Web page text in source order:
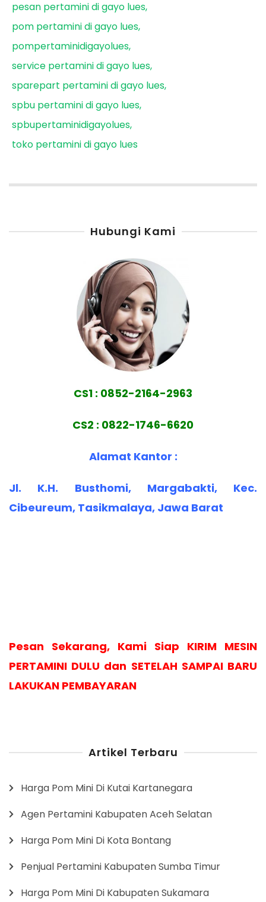
pesan pertamini di gayo lues
pom pertamini di gayo lues
pompertaminidigayolues
service pertamini di gayo lues
sparepart pertamini di gayo lues
spbu pertamini di gayo lues
spbupertaminidigayolues
toko pertamini di gayo lues
Hubungi Kami
CS1 : 0852-2164-2963
CS2 : 0822-1746-6620
Alamat Kantor :
Jl. K.H. Busthomi, Margabakti, Kec.
Cibeureum, Tasikmalaya, Jawa Barat
Pesan Sekarang, Kami Siap KIRIM MESIN
PERTAMINI DULU dan SETELAH SAMPAI BARU
LAKUKAN PEMBAYARAN
Artikel Terbaru
Harga Pom Mini Di Kutai Kartanegara
Agen Pertamini Kabupaten Aceh Selatan
Harga Pom Mini Di Kota Bontang
Penjual Pertamini Kabupaten Sumba Timur
Harga Pom Mini Di Kabupaten Sukamara